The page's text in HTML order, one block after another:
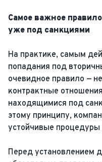
Самое важное
уже под санкциями
На практике, самым
попадания под
очевидное правило —
контрактные
находящимися под
этому принципу,
устойчивые процедуры
Перед установлением